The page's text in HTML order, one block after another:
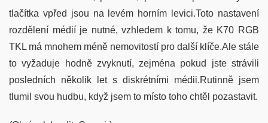
tlačítka vpřed jsou na levém horním levici.Toto nastavení
rozdělení médií je nutné, vzhledem k tomu, že K70 RGB
TKL má mnohem méně nemovitostí pro další klíče.Ale stále
to vyžaduje hodně zvyknutí, zejména pokud jste strávili
posledních několik let s diskrétními médii.Rutinně jsem
tlumil svou hudbu, když jsem to místo toho chtěl pozastavit.